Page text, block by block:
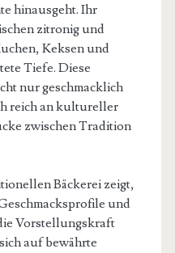
hinausgeht. Ihr
zitronig und
Keksen und
Tiefe. Diese
nur geschmacklich
reich an kultureller
zwischen Tradition
Bäckerei zeigt,
und
Vorstellungskraft
auf bewährte